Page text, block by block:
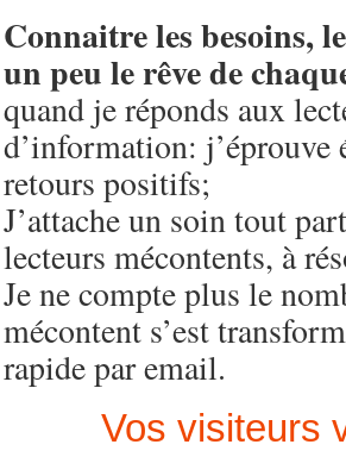
Connaitre les besoins,
un peu le rêve de
quand je réponds aux
d’information: j’éprouve
retours positifs;
J’attache un soin tout
lecteurs mécontents, à
Je ne compte plus le
mécontent s’est
rapide par email.
Vos visiteurs